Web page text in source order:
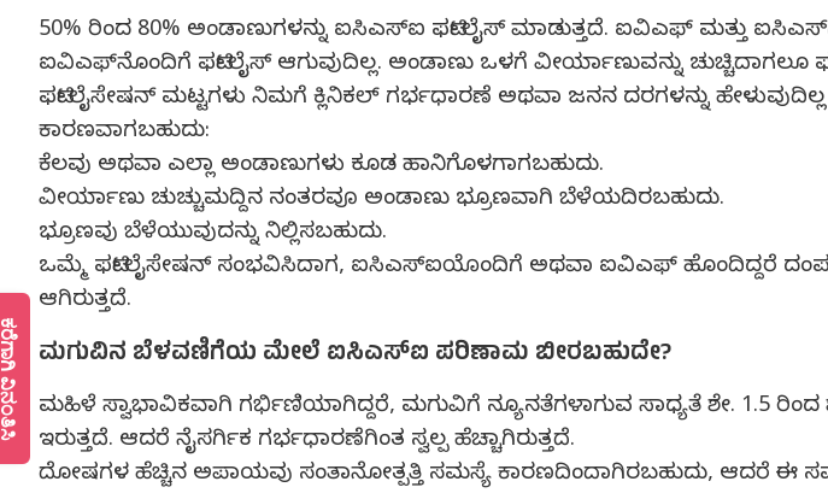
50% ರಿಂದ 80% ಅಂಡಾಣುಗಳನ್ನು ಐಸಿಎಸ್‍ಐ ಫರ್ಟಿಲೈಸ್ ಮಾಡುತ್ತದೆ. ಐವಿಎಫ್ ಮತ್ತು
ಐವಿಎಫ್‍ನೊಂದಿಗೆ ಫರ್ಟಿಲೈಸ್ ಆಗುವುದಿಲ್ಲ. ಅಂಡಾಣು ಒಳಗೆ ವೀರ್ಯಾಣುವನ್ನು ಚುಚ್ಚಿದಾಗಲೂ
ಫರ್ಟಿಲೈಸೇಷನ್ ಮಟ್ಟಗಳು ನಿಮಗೆ ಕ್ಲಿನಿಕಲ್ ಗರ್ಭಧಾರಣೆ ಅಥವಾ ಜನನ ದರಗಳನ್ನು
ಕಾರಣವಾಗಬಹುದು:
ಕೆಲವು ಅಥವಾ ಎಲ್ಲಾ ಅಂಡಾಣುಗಳು ಕೂಡ ಹಾನಿಗೊಳಗಾಗಬಹುದು.
ವೀರ್ಯಾಣು ಚುಚ್ಚುಮದ್ದಿನ ನಂತರವೂ ಅಂಡಾಣು ಭ್ರೂಣವಾಗಿ ಬೆಳೆಯದಿರಬಹುದು.
ಭ್ರೂಣವು ಬೆಳೆಯುವುದನ್ನು ನಿಲ್ಲಿಸಬಹುದು.
ಒಮ್ಮೆ ಫರ್ಟಿಲೈಸೇಷನ್ ಸಂಭವಿಸಿದಾಗ, ಐಸಿಎಸ್‍ಐಯೊಂದಿಗೆ ಅಥವಾ ಐವಿಎಫ್ ಹೊಂದಿದ್ದರೆ
ಆಗಿರುತ್ತದೆ.
ಮಗುವಿನ ಬೆಳವಣಿಗೆಯ ಮೇಲೆ ಐಸಿಎಸ್‍ಐ ಪರಿಣಾಮ ಬೀರಬಹುದೇ?
ಮಹಿಳೆ ಸ್ವಾಭಾವಿಕವಾಗಿ ಗರ್ಭಿಣಿಯಾಗಿದ್ದರೆ, ಮಗುವಿಗೆ ನ್ಯೂನತೆಗಳಾಗುವ ಸಾಧ್ಯತೆ ಶೇ. 1.5
ಇರುತ್ತದೆ. ಆದರೆ ನೈಸರ್ಗಿಕ ಗರ್ಭಧಾರಣೆಗಿಂತ ಸ್ವಲ್ಪ ಹೆಚ್ಚಾಗಿರುತ್ತದೆ.
ದೋಷಗಳ ಹೆಚ್ಚಿನ ಅಪಾಯವು ಸಂತಾನೋತ್ಪತ್ತಿ ಸಮಸ್ಯೆ ಕಾರಣದಿಂದಾಗಿರಬಹುದು, ಆದರೆ ಈ